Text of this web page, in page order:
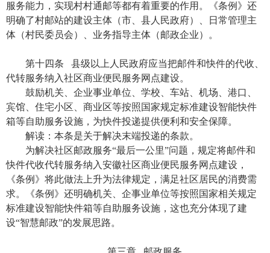
服务能力，实现村村通邮等都有着重要的作用。《条例》还
明确了村邮站的建设主体（市、县人民政府）、日常管理主
体（村民委员会）、业务指导主体（邮政企业）。
第十四条 县级以上人民政府应当把邮件和快件的代收、
代转服务纳入社区商业便民服务网点建设。
鼓励机关、企业事业单位、学校、车站、机场、港口、
宾馆、住宅小区、商业区等按照国家规定标准建设智能快件
箱等自助服务设施，为快件投递提供便利和安全保障。
解读：本条是关于解决末端投递的条款。
为解决社区邮政服务“最后一公里”问题，规定将邮件和
快件代收代转服务纳入安徽社区商业便民服务网点建设，
《条例》将此做法上升为法律规定，满足社区居民的消费需
求。《条例》还明确机关、企事业单位等按照国家相关规定
标准建设智能快件箱等自助服务设施，这也充分体现了建
设“智慧邮政”的发展思路。